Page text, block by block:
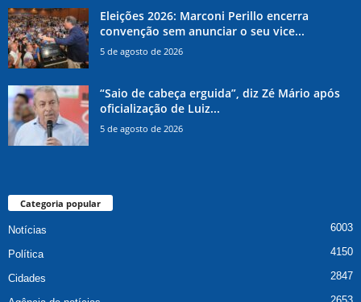
Eleições 2026: Marconi Perillo encerra
convenção sem anunciar o seu vice...
5 de agosto de 2026
“Saio de cabeça erguida”, diz Zé Mário após
oficialização de Luiz...
5 de agosto de 2026
Categoria popular
Notícias 6003
Política 4150
Cidades 2847